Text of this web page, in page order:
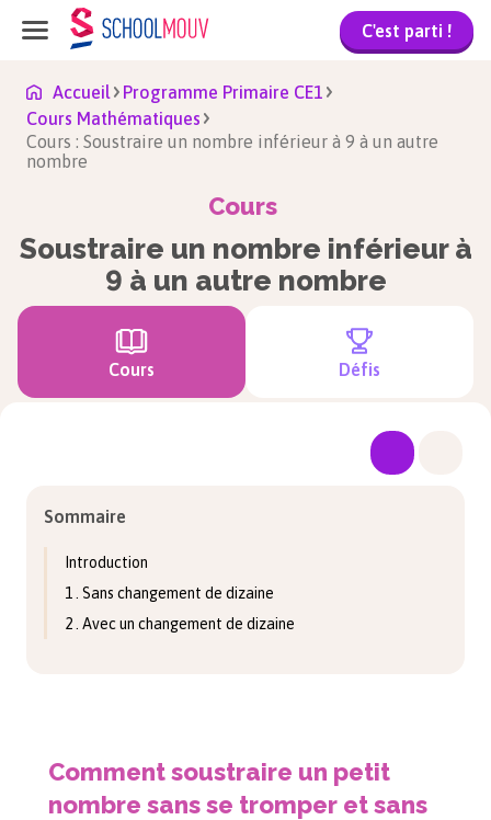
C'est parti !
Accueil
Programme Primaire CE1
Cours Mathématiques
Cours : Soustraire un nombre inférieur à 9 à un autre
nombre
Cours
Soustraire un nombre inférieur à
9 à un autre nombre
Cours Défis
Sommaire
Introduction
1 . Sans changement de dizaine
2 . Avec un changement de dizaine
Comment soustraire un petit
nombre sans se tromper et sans